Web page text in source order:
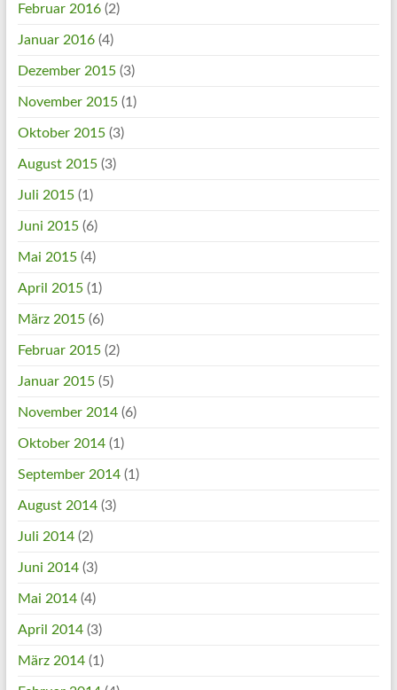
Februar 2016(2)
Januar 2016(4)
Dezember 2015(3)
November 2015(1)
Oktober 2015(3)
August 2015(3)
Juli 2015(1)
Juni 2015(6)
Mai 2015(4)
April 2015(1)
März 2015(6)
Februar 2015(2)
Januar 2015(5)
November 2014(6)
Oktober 2014(1)
September 2014(1)
August 2014(3)
Juli 2014(2)
Juni 2014(3)
Mai 2014(4)
April 2014(3)
März 2014(1)